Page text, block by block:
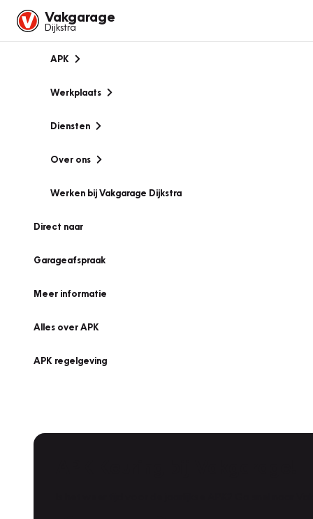
Vakgarage
Dijkstra
APK
Werkplaats
Diensten
Over ons
Werken bij Vakgarage Dijkstra
Direct naar
Garageafspraak
Meer informatie
Alles over APK
APK regelgeving